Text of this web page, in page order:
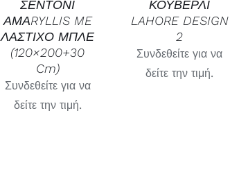
ΣΕΝΤΟΝΙ
ΑΜΑRYLLIS ME
ΛΑΣΤΙΧΟ ΜΠΛΕ
(120×200+30
Cm)
Συνδεθείτε για να
δείτε την τιμή.
ΚΟΥΒΕΡΛΙ
LAHORE DESIGN
2
Συνδεθείτε για να
δείτε την τιμή.